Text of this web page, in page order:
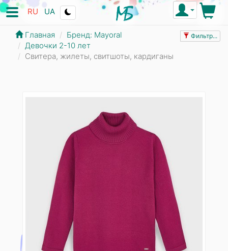
RU UA
Фильтр...
Главная
Бренд: Mayoral
Девочки 2-10 лет
Свитера, жилеты, свитшоты, кардиганы